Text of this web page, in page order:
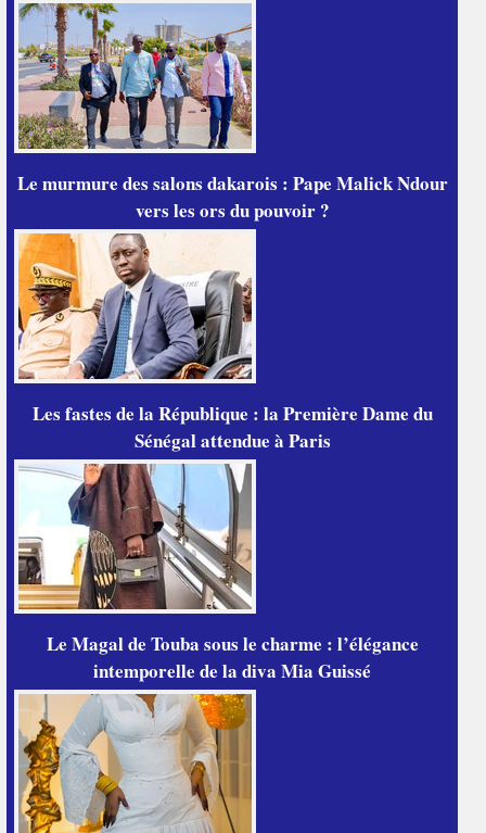
Le murmure des salons dakarois : Pape Malick Ndour
vers les ors du pouvoir ?
Les fastes de la République : la Première Dame du
Sénégal attendue à Paris
Le Magal de Touba sous le charme : l’élégance
intemporelle de la diva Mia Guissé